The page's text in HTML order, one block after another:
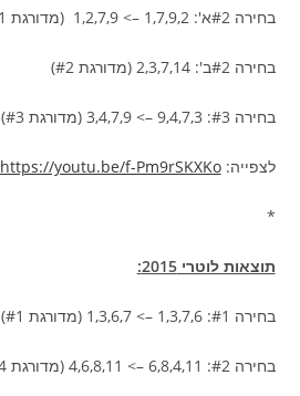
בחירה #2א': 1,7,9,2 –> 1,2,7,9 (מדורגת #1)
בחירה #2ב': 2,3,7,14 (מדורגת #2)
בחירה #3: 9,4,7,3 –> 3,4,7,9 (מדורגת #3)
לצפייה:https://youtu.be/f-Pm9rSKXKo
*
תוצאות לוטרי 2015:
בחירה #1: 1,3,7,6 –> 1,3,6,7 (מדורגת #1)
בחירה #2: 6,8,4,11 –> 4,6,8,11 (מדורגת #4)